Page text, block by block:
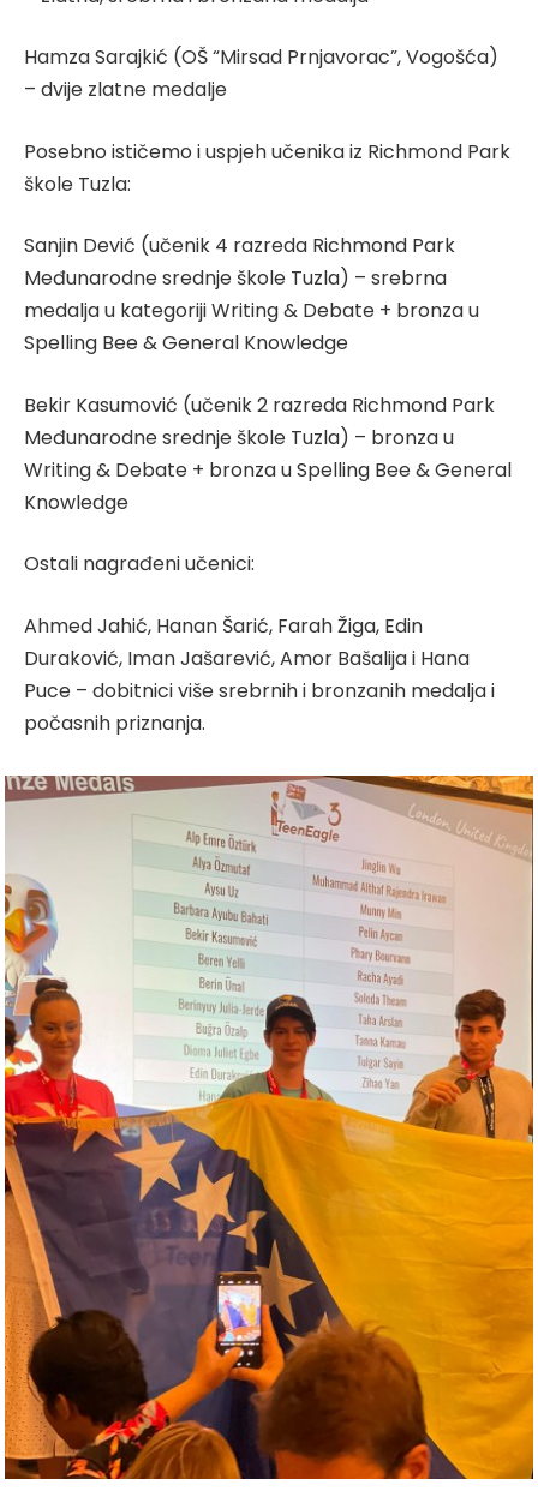
Hamza Sarajkić (OŠ “Mirsad Prnjavorac”, Vogošća)
– dvije zlatne medalje
Posebno ističemo i uspjeh učenika iz Richmond Park
škole Tuzla:
Sanjin Dević (učenik 4 razreda Richmond Park
Međunarodne srednje škole Tuzla) – srebrna
medalja u kategoriji Writing & Debate + bronza u
Spelling Bee & General Knowledge
Bekir Kasumović (učenik 2 razreda Richmond Park
Međunarodne srednje škole Tuzla) – bronza u
Writing & Debate + bronza u Spelling Bee & General
Knowledge
Ostali nagrađeni učenici:
Ahmed Jahić, Hanan Šarić, Farah Žiga, Edin
Duraković, Iman Jašarević, Amor Bašalija i Hana
Puce – dobitnici više srebrnih i bronzanih medalja i
počasnih priznanja.